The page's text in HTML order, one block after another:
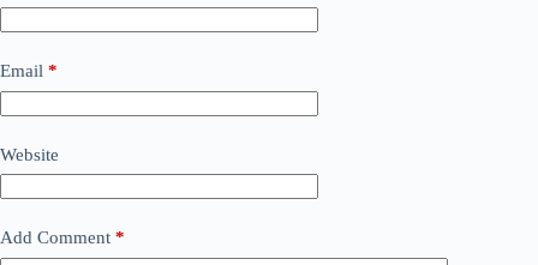
Email *
Website
Add Comment *